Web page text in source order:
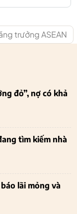
trưởng ASEAN
đỏ”, nợ có khả
tìm kiếm nhà
lãi mỏng và